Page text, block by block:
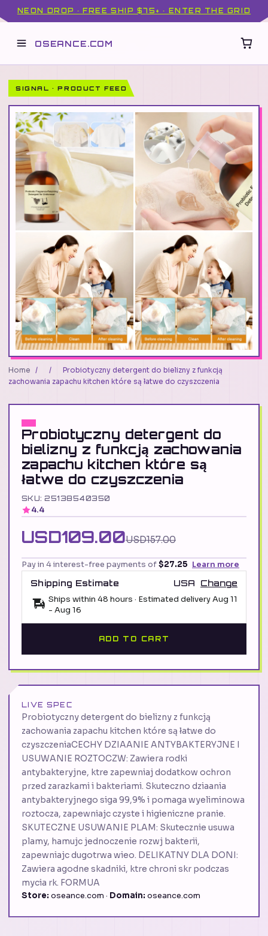
NEON DROP · FREE SHIP $75+ · ENTER THE GRID
OSEANCE.COM
SIGNAL · PRODUCT FEED
Home / /
Probiotyczny detergent do bielizny z funkcją
zachowania zapachu kitchen które są łatwe do czyszczenia
Probiotyczny detergent do
bielizny z funkcją zachowania
zapachu kitchen które są
łatwe do czyszczenia
SKU: 25138540350
4.4
USD109.00USD157.00
Pay in 4 interest-free payments of$27.25 Learn more
Shipping Estimate
USA
Change
Ships within 48 hours · Estimated deliveryAug 11
- Aug 16
ADD TO CART
LIVE SPEC
Probiotyczny detergent do bielizny z funkcją
zachowania zapachu kitchen które są łatwe do
czyszczeniaCECHY DZIAANIE ANTYBAKTERYJNE I
USUWANIE ROZTOCZW: Zawiera rodki
antybakteryjne, ktre zapewniaj dodatkow ochron
przed zarazkami i bakteriami. Skuteczno dziaania
antybakteryjnego siga 99,9% i pomaga wyeliminowa
roztocza, zapewniajc czyste i higieniczne pranie.
SKUTECZNE USUWANIE PLAM: Skutecznie usuwa
plamy, hamujc jednoczenie rozwj bakterii,
zapewniajc dugotrwa wieo. DELIKATNY DLA DONI:
Zawiera agodne skadniki, ktre chroni skr podczas
mycia rk. FORMUA
Store: oseance.com · Domain: oseance.com